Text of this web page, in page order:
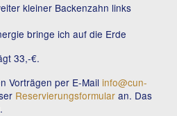
kleiner Backenzahn links
bringe ich auf die Erde
33,-€.
Vorträgen per E-Mail info@cun-
Reservierungsformular an. Das